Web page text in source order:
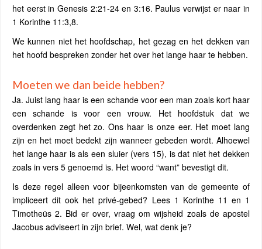
het eerst in Genesis 2:21-24 en 3:16. Paulus verwijst er naar in
1 Korinthe 11:3,8.
We kunnen niet het hoofdschap, het gezag en het dekken van
het hoofd bespreken zonder het over het lange haar te hebben.
Moeten we dan beide hebben?
Ja. Juist lang haar is een schande voor een man zoals kort haar
een schande is voor een vrouw. Het hoofdstuk dat we
overdenken zegt het zo. Ons haar is onze eer. Het moet lang
zijn en het moet bedekt zijn wanneer gebeden wordt. Alhoewel
het lange haar is als een sluier (vers 15), is dat niet het dekken
zoals in vers 5 genoemd is. Het woord “want” bevestigt dit.
Is deze regel alleen voor bijeenkomsten van de gemeente of
impliceert dit ook het privé-gebed? Lees 1 Korinthe 11 en 1
Timotheüs 2. Bid er over, vraag om wijsheid zoals de apostel
Jacobus adviseert in zijn brief. Wel, wat denk je?